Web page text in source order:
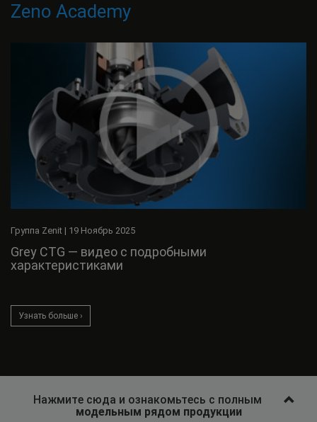
Zeno Academy
Группа Zenit | 19 Ноябрь 2025
Grey CTG — видео с подробными
характеристиками
Узнать больше ›
Нажмите сюда и ознакомьтесь с полным
модельным рядом продукции